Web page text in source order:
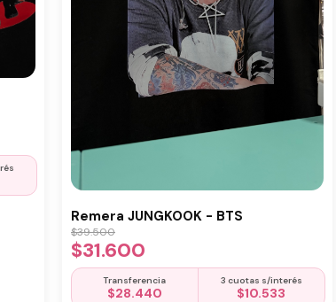
Remera JUNGKOOK - BTS
$39.500
$31.600
Transferencia
$28.440
3 cuotas s/interés
$10.533